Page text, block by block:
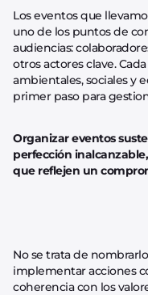
Los eventos que
uno de los puntos de
audiencias:
otros actores clave.
ambientales, sociales y
primer paso para
Organizar eventos
perfección
que reflejen un
No se trata de
implementar acciones
coherencia con los